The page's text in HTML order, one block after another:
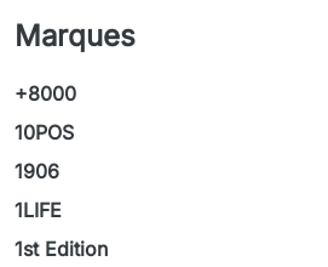
Marques
+8000
10POS
1906
1LIFE
1st Edition